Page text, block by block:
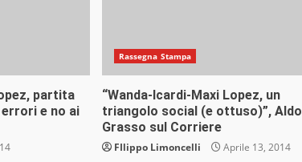
partita
errori e no ai
Rassegna Stampa
“Wanda-Icardi-Maxi Lopez, un
triangolo social (e ottuso)”, Aldo
Grasso sul Corriere
FIlippo Limoncelli Aprile 13, 2014